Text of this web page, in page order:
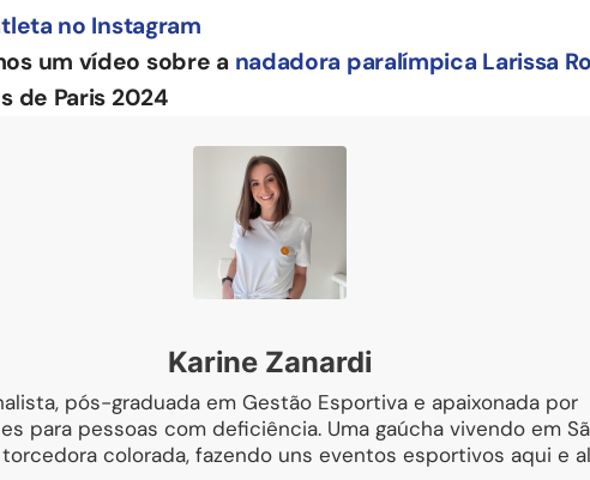
no Instagram
um vídeo sobre a nadadora paralímpica Larissa
de Paris 2024
Karine Zanardi
pós-graduada em Gestão Esportiva e apaixonada por
para pessoas com deficiência. Uma gaúcha vivendo em
torcedora colorada, fazendo uns eventos esportivos aqui e